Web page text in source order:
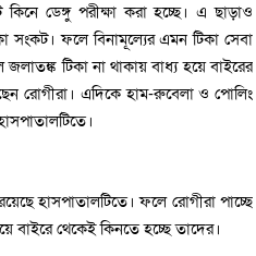
কিনে ডেঙ্গু পরীক্ষা করা হচ্ছে। এ ছাড়াও
সংকট। ফলে বিনামূল্যের এমন টিকা সেবা
টিকা না থাকায় বাধ্য হয়ে বাইরের
রোগীরা। এদিকে হাম-রুবেলা ও পোলিং
হাসপাতালটিতে। ফলে রোগীরা পাচ্ছে
বাইরে থেকেই কিনতে হচ্ছে তাদের।